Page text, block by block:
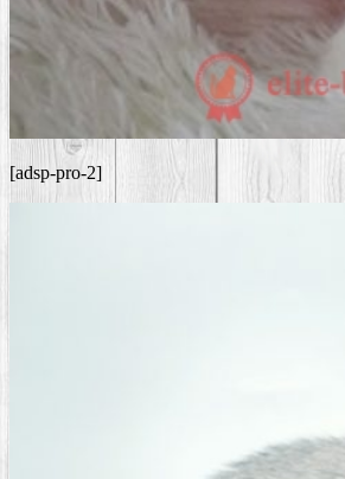
[adsp-pro-2]